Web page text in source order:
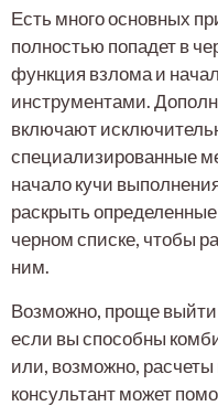
Есть много основных
полностью попадет в
функция взлома и
инструментами.
включают
специализированные
начало кучи
раскрыть
черном списке, чтобы
ним.
Возможно, проще выйти
если вы способны
или, возможно,
консультант может